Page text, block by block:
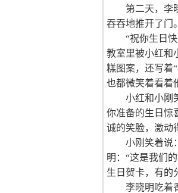
第二天，李
吞吞地推开了门。
“祝你生日
教室里被小红和
糕图案，还写着
也都微笑着看着
小红和小刚
你准备的生日惊
诚的笑脸，激
小刚笑着说
明：“这是我们
生日贺卡，有的
李晓明吃着